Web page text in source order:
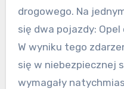
drogowego. Na
się dwa pojazdy:
W wyniku tego
się w niebezpiecznej
wymagały